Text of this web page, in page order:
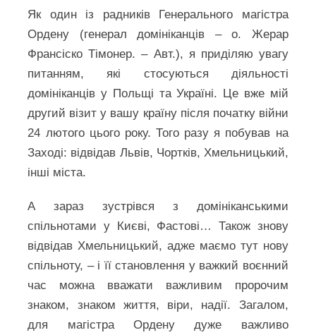
Як один із радників Генерального магістра
Ордену (генерал домініканців – о. Жерар
Франсіско Тімонер. – Авт.), я приділяю увагу
питанням, які стосуються діяльності
домініканців у Польщі та Україні. Це вже мій
другий візит у вашу країну після початку війни
24 лютого цього року. Того разу я побував на
Заході: відвідав Львів, Чортків, Хмельницький,
інші міста.
А зараз зустрівся з домініканськими
спільнотами у Києві, Фастові… Також знову
відвідав Хмельницький, адже маємо тут нову
спільноту, – і її становлення у важкий воєнний
час можна вважати важливим пророчим
знаком, знаком життя, віри, надії. Загалом,
для магістра Ордену дуже важливо